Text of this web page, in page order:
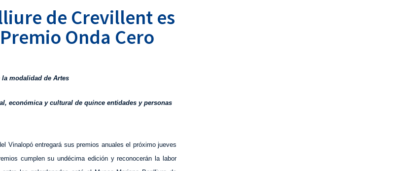
de Crevillent es
Onda Cero
modalidad de Artes
económica y cultural de quince entidades y personas
Vinalopó entregará sus premios anuales el próximo jueves
cumplen su undécima edición y reconocerán la labor